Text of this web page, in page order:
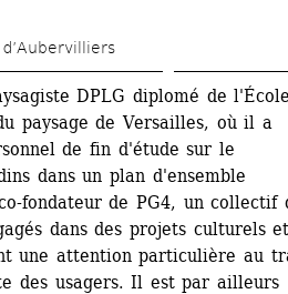
DPLG diplomé de
paysage de Versailles, où il a
de fin d'étude sur le
dans un plan d'ensemble
fondateur de PG4, un collectif
dans des projets culturels
une attention particulière au
des usagers. Il est par ailleurs